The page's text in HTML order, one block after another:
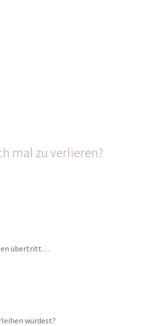
mal zu verlieren?
übertritt…
würdest?